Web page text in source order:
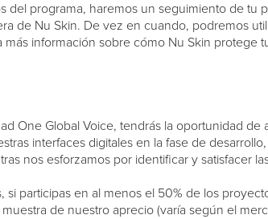
del programa, haremos un seguimiento de
de Nu Skin. De vez en cuando, podremos
información sobre cómo Nu Skin protege
One Global Voice, tendrás la oportunidad
interfaces digitales en la fase de
nos esforzamos por identificar y satisfacer
si participas en al menos el 50% de los
de nuestro aprecio (varía según el